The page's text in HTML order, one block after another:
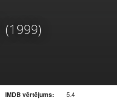
(1999)
IMDB vērtējums: 5.4